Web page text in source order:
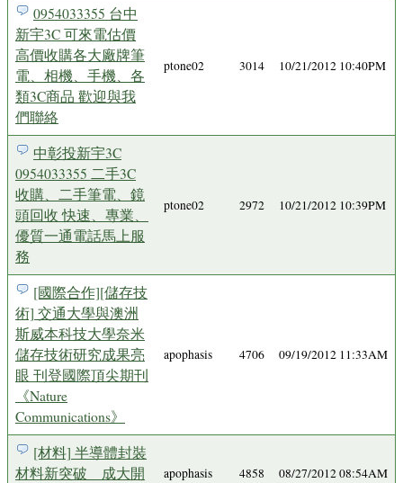
0954033355 台中
新宇3C 可來電估價
高價收購各大廠牌筆
電、相機、手機、各
類3C商品 歡迎與我
們聯絡
ptone02 3014 10/21/2012 10:40PM
中彰投新宇3C
0954033355 二手3C
收購、二手筆電、鏡
頭回收 快速、專業、
優質一通電話馬上服
務
ptone02 2972 10/21/2012 10:39PM
[國際合作][儲存技
術] 交通大學與澳洲
斯威本科技大學奈米
儲存技術研究成果亮
眼 刊登國際頂尖期刊
《Nature
Communications》
apophasis 4706 09/19/2012 11:33AM
[材料] 半導體封裝
材料新突破 成大開
apophasis 4858 08/27/2012 08:54AM